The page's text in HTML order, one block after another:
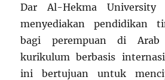
Dar Al-Hekma University
menyediakan pendidikan
bagi perempuan di Arab
kurikulum berbasis
ini bertujuan untuk